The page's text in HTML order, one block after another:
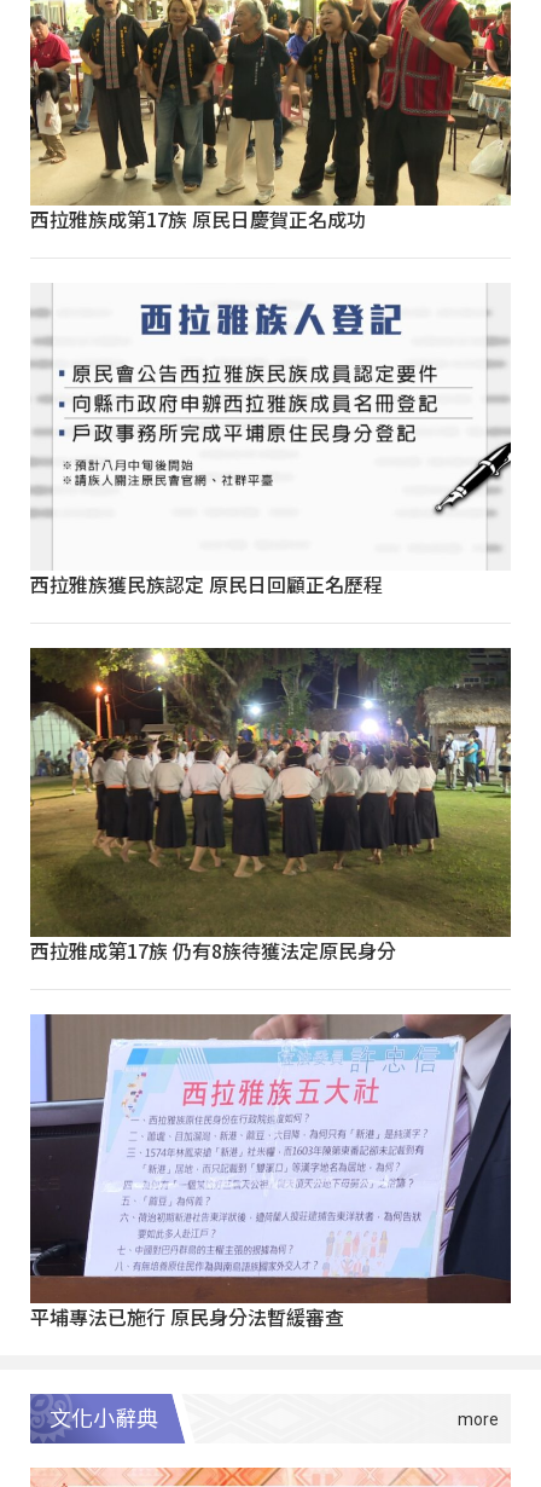
西拉雅族成第17族 原民日慶賀正名成功
西拉雅族獲民族認定 原民日回顧正名歷程
西拉雅成第17族 仍有8族待獲法定原民身分
平埔專法已施行 原民身分法暫緩審查
文化小辭典